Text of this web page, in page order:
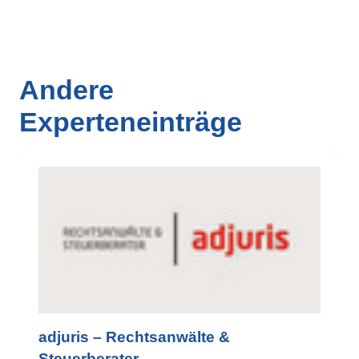
Andere
Experteneinträge
adjuris – Rechtsanwälte &